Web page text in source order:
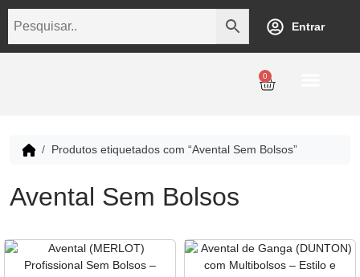
Entrar
0
Produtos etiquetados com “Avental Sem Bolsos”
Avental Sem Bolsos